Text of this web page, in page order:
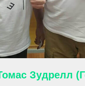
Зудрелл